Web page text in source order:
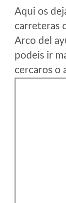
Aqui os
carreteras
Arco del
podeis ir
cercaros o